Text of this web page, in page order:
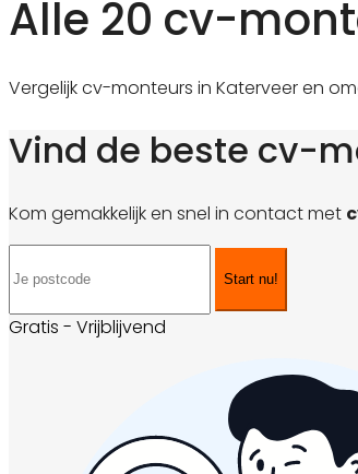
Alle 20 cv-
Vergelijk cv-monteurs in Katerveer en
Vind de beste cv-
Kom gemakkelijk en snel in contact met
Start nu!
Gratis - Vrijblijvend